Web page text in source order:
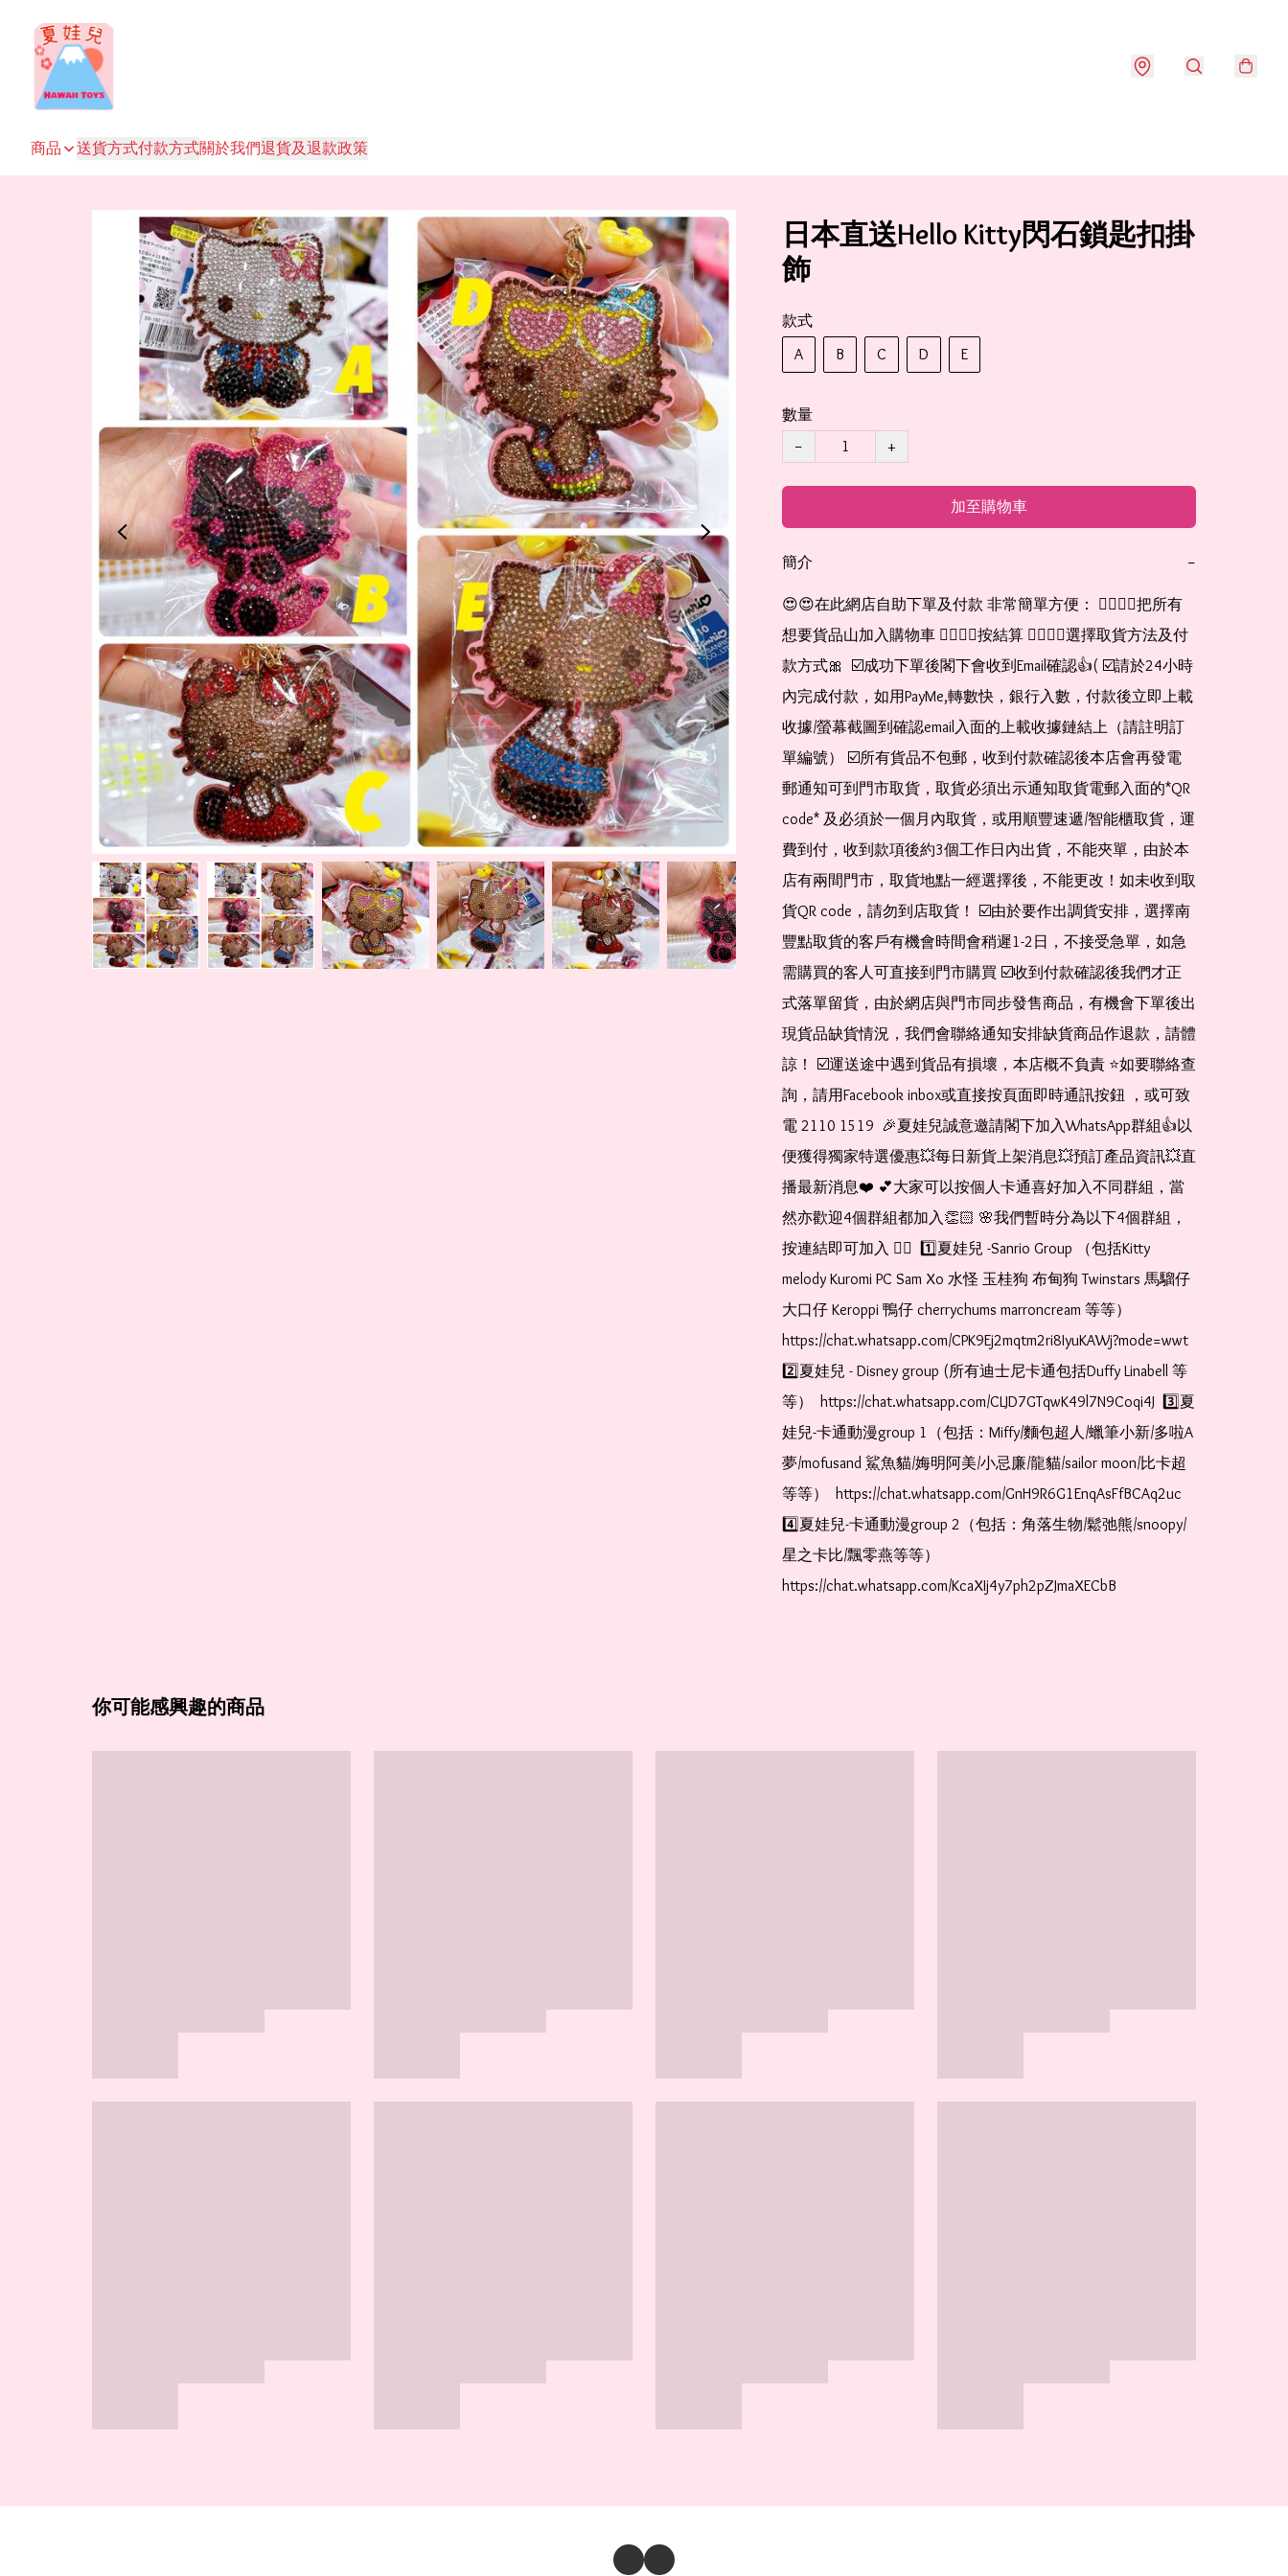
商品 送貨方式付款方式關於我們退貨及退款政策
日本直送Hello Kitty閃石鎖匙扣掛
飾
款式
A
B C D E
數量
−
+
加至購物車
簡介 −
😍😍在此網店自助下單及付款 非常簡單方便： 👉🏻👉🏻把所有
想要貨品山加入購物車 👉🏻👉🏻按結算 👉🏻👉🏻選擇取貨方法及付
款方式🎀  ☑️成功下單後閣下會收到Email確認👍( ☑️請於24小時
內完成付款，如用PayMe,轉數快，銀行入數，付款後立即上載
收據/螢幕截圖到確認email入面的上載收據鏈結上（請註明訂
單編號） ☑️所有貨品不包郵，收到付款確認後本店會再發電
郵通知可到門市取貨，取貨必須出示通知取貨電郵入面的*QR
code* 及必須於一個月內取貨，或用順豐速遞/智能櫃取貨，運
費到付，收到款項後約3個工作日內出貨，不能夾單，由於本
店有兩間門市，取貨地點一經選擇後，不能更改！如未收到取
貨QR code，請勿到店取貨！ ☑️由於要作出調貨安排，選擇南
豐點取貨的客戶有機會時間會稍遲1-2日，不接受急單，如急
需購買的客人可直接到門市購買 ☑️收到付款確認後我們才正
式落單留貨，由於網店與門市同步發售商品，有機會下單後出
現貨品缺貨情況，我們會聯絡通知安排缺貨商品作退款，請體
諒！ ☑️運送途中遇到貨品有損壞，本店概不負責 ⭐️如要聯絡查
詢，請用Facebook inbox或直接按頁面即時通訊按鈕 ，或可致
電 2110 1519  🎉夏娃兒誠意邀請閣下加入WhatsApp群組👍以
便獲得獨家特選優惠💥每日新貨上架消息💥預訂產品資訊💥直
播最新消息❤️ 💕大家可以按個人卡通喜好加入不同群組，當
然亦歡迎4個群組都加入👏🏻 🌸我們暫時分為以下4個群組，
按連結即可加入 👇🏻  1️⃣夏娃兒 -Sanrio Group （包括Kitty
melody Kuromi PC Sam Xo 水怪 玉桂狗 布甸狗 Twinstars 馬騮仔
大口仔 Keroppi 鴨仔 cherrychums marroncream 等等）
https://chat.whatsapp.com/CPK9Ej2mqtm2ri8IyuKAWj?mode=wwt
2️⃣夏娃兒 - Disney group (所有迪士尼卡通包括Duffy Linabell 等
等）  https://chat.whatsapp.com/CLJD7GTqwK49l7N9Coqi4J  3️⃣夏
娃兒-卡通動漫group 1（包括：Miffy/麵包超人/蠟筆小新/多啦A
夢/mofusand 鯊魚貓/娒明阿美/小忌廉/龍貓/sailor moon/比卡超
等等）  https://chat.whatsapp.com/GnH9R6G1EnqAsFfBCAq2uc
4️⃣夏娃兒-卡通動漫group 2（包括：角落生物/鬆弛熊/snoopy/
星之卡比/飄零燕等等）
https://chat.whatsapp.com/KcaXIj4y7ph2pZJmaXECbB
你可能感興趣的商品